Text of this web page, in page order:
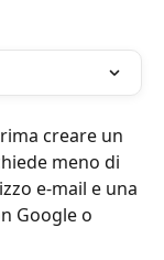
creare un
meno di
e-mail e una
Google o